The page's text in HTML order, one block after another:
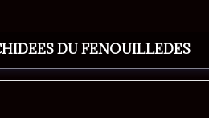
DU FENOUILLEDES